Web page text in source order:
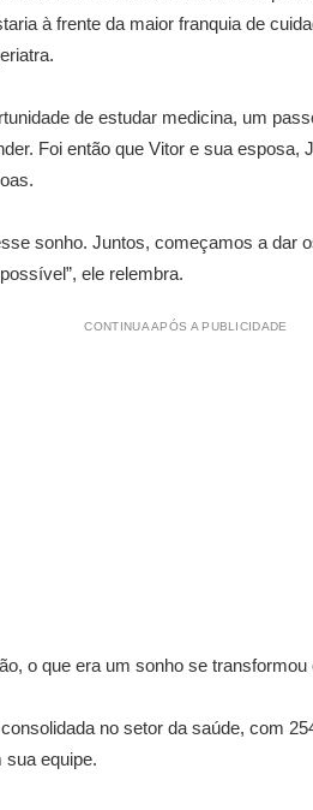
à frente da maior franquia de
de estudar medicina, um
Foi então que Vitor e sua
sonho. Juntos, começamos a dar
ele relembra.
CONTINUA APÓS A PUBLICIDADE
o que era um sonho se
no setor da saúde, com
sua equipe.